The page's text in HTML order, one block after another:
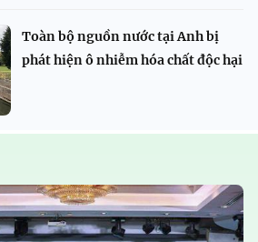
Toàn bộ nguồn nước tại Anh bị
phát hiện ô nhiễm hóa chất độc hại